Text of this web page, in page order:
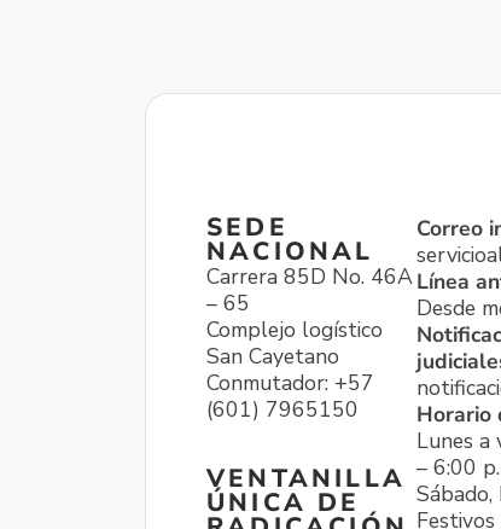
SEDE
NACIONAL
Carrera 85D No. 46A
– 65
Complejo logístico
San Cayetano
Conmutador: +57
(601) 7965150
VENTANILLA
ÚNICA DE
Correo
Línea
Desde
Horario
Lunes a
– 6:00
Sábado,